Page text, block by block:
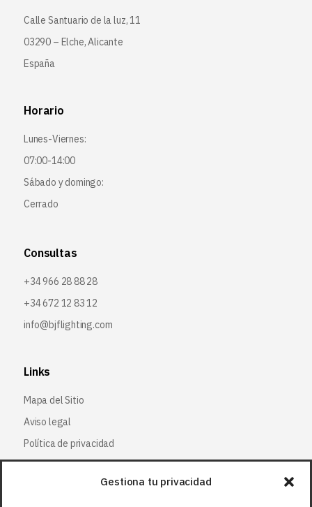
Gestiona tu privacidad
Calle Santuario de la luz, 11
03290 – Elche, Alicante
España
Horario
Lunes-Viernes:
07:00-14:00
Sábado y domingo:
Cerrado
Consultas
+34 966 28 88 28
+34 672 12 83 12
info@bjflighting.com
Links
Mapa del Sitio
Aviso legal
Política de privacidad
Política de cookies